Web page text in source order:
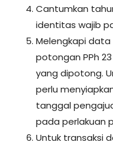
Cantumkan
identitas wajib
Melengkapi
potongan PPh
yang dipotong.
perlu
tanggal
pada perlakuan
Untuk transaksi